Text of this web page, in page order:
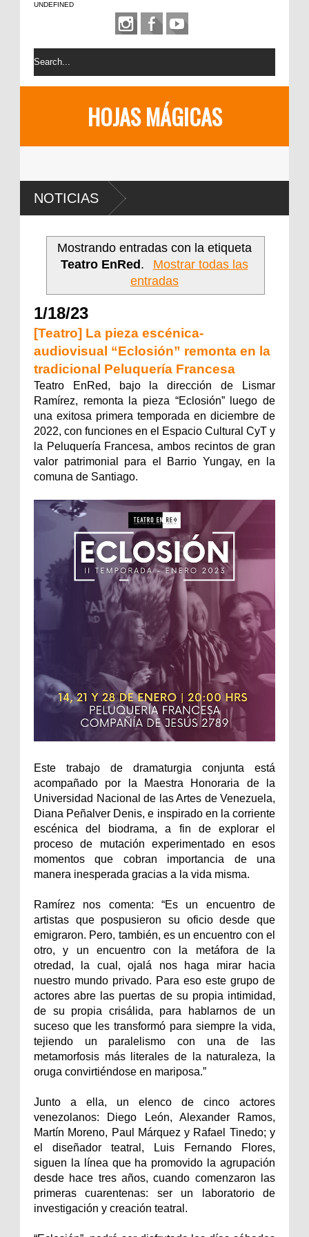
UNDEFINED
HOJAS MÁGICAS
NOTICIAS
Mostrando entradas con la etiqueta
Teatro EnRed .
Mostrar todas las
entradas
1/18/23
[Teatro] La pieza escénica-
audiovisual “Eclosión” remonta en la
tradicional Peluquería Francesa
Teatro EnRed, bajo la dirección de Lismar
Ramírez, remonta la pieza “Eclosión” luego de
una exitosa primera temporada en diciembre de
2022, con funciones en el Espacio Cultural CyT y
la Peluquería Francesa, ambos recintos de gran
valor patrimonial para el Barrio Yungay, en la
comuna de Santiago.
Este trabajo de dramaturgia conjunta está
acompañado por la Maestra Honoraria de la
Universidad Nacional de las Artes de Venezuela,
Diana Peñalver Denis, e inspirado en la corriente
escénica del biodrama, a fin de explorar el
proceso de mutación experimentado en esos
momentos que cobran importancia de una
manera inesperada gracias a la vida misma.
Ramírez nos comenta: “Es un encuentro de
artistas que pospusieron su oficio desde que
emigraron. Pero, también, es un encuentro con el
otro, y un encuentro con la metáfora de la
otredad, la cual, ojalá nos haga mirar hacia
nuestro mundo privado. Para eso este grupo de
actores abre las puertas de su propia intimidad,
de su propia crisálida, para hablarnos de un
suceso que les transformó para siempre la vida,
tejiendo un paralelismo con una de las
metamorfosis más literales de la naturaleza, la
oruga convirtiéndose en mariposa.”
Junto a ella, un elenco de cinco actores
venezolanos: Diego León, Alexander Ramos,
Martín Moreno, Paul Márquez y Rafael Tinedo; y
el diseñador teatral, Luis Fernando Flores,
siguen la línea que ha promovido la agrupación
desde hace tres años, cuando comenzaron las
primeras cuarentenas: ser un laboratorio de
investigación y creación teatral.